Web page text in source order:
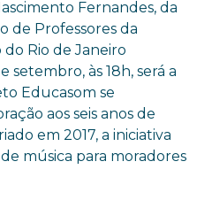
Fernandes, da
de Professores da
Rio de Janeiro
setembro, às 18h, será a
Educasom se
aos seis anos de
em 2017, a iniciativa
música para moradores